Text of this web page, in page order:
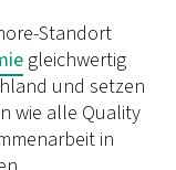
-Standort
gleichwertig
und setzen
wie alle Quality
in